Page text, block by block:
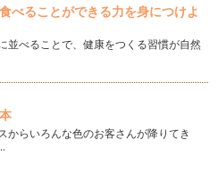
本ではまだ馴染みの薄いベビーシ
レゼン…
ティーアイデア
トされた方も多いかと思います
か？ あ…
おうちフォトを楽しもう
の節目として生後６ヵ月をお祝
家族で…
べることができる力を身につけよ
並べることで、健康をつくる習慣が自然
からいろんな色のお客さんが降りてき